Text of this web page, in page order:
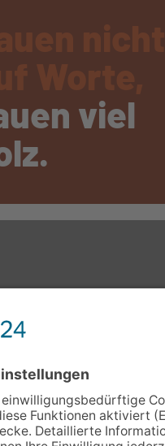
nicht
Worte,
viel
/ 89 90-0
holzbau.de